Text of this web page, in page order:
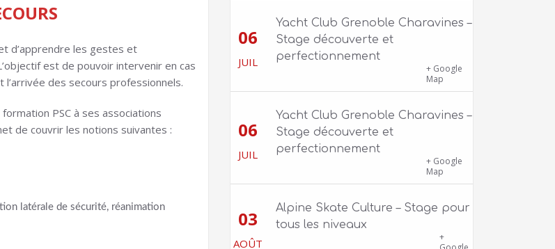
d’apprendre les gestes et
est de pouvoir intervenir en cas
l’arrivée des secours professionnels.
PSC à ses associations
de couvrir les notions suivantes :
latérale de sécurité, réanimation
06
JUIL
Yacht Club Grenoble Charavines –
Stage découverte et
perfectionnement
+ Google
Map
06
JUIL
Yacht Club Grenoble Charavines –
Stage découverte et
perfectionnement
+ Google
Map
03
AOÛT
Alpine Skate Culture – Stage pour
tous les niveaux
+